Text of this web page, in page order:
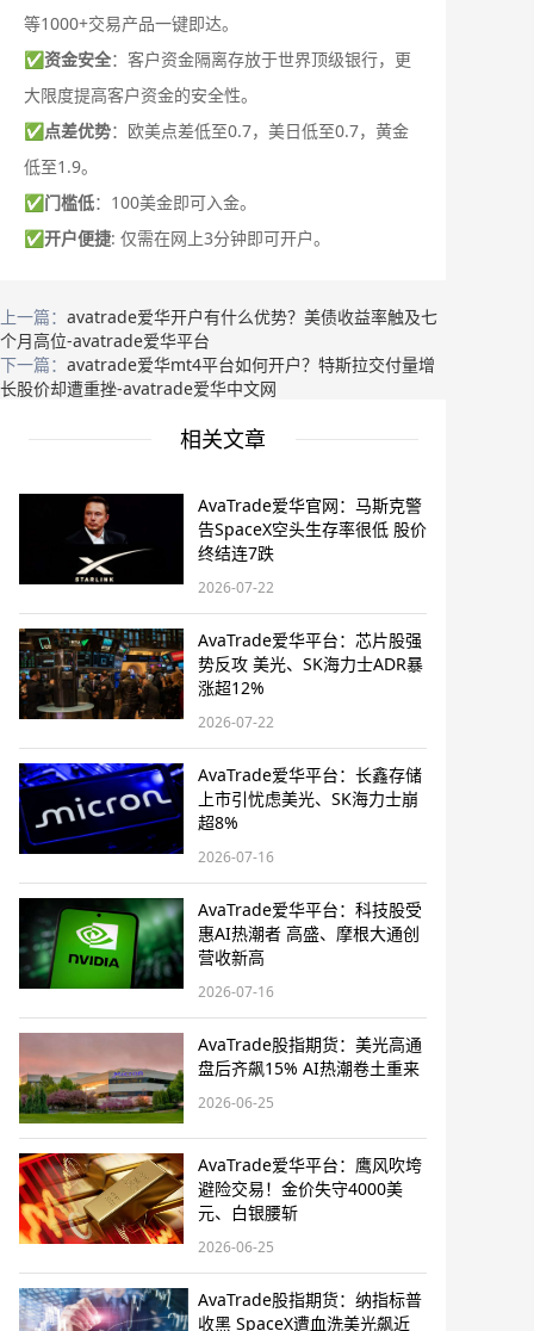
等1000+交易产品一键即达。
✅资金安全：客户资金隔离存放于世界顶级银行，更
大限度提高客户资金的安全性。
✅点差优势：欧美点差低至0.7，美日低至0.7，黄金
低至1.9。
✅门槛低：100美金即可入金。
✅开户便捷: 仅需在网上3分钟即可开户。
上一篇： avatrade爱华开户有什么优势？美债收益率触及七
个月高位-avatrade爱华平台
下一篇： avatrade爱华mt4平台如何开户？特斯拉交付量增
长股价却遭重挫-avatrade爱华中文网
相关文章
AvaTrade爱华官网：马斯克警
告SpaceX空头生存率很低 股价
终结连7跌
2026-07-22
AvaTrade爱华平台：芯片股强
势反攻 美光、SK海力士ADR暴
涨超12%
2026-07-22
AvaTrade爱华平台：长鑫存储
上市引忧虑美光、SK海力士崩
超8%
2026-07-16
AvaTrade爱华平台：科技股受
惠AI热潮者 高盛、摩根大通创
营收新高
2026-07-16
AvaTrade股指期货：美光高通
盘后齐飙15% AI热潮卷土重来
2026-06-25
AvaTrade爱华平台：鹰风吹垮
避险交易！金价失守4000美
元、白银腰斩
2026-06-25
AvaTrade股指期货：纳指标普
收黑 SpaceX遭血洗美光飙近